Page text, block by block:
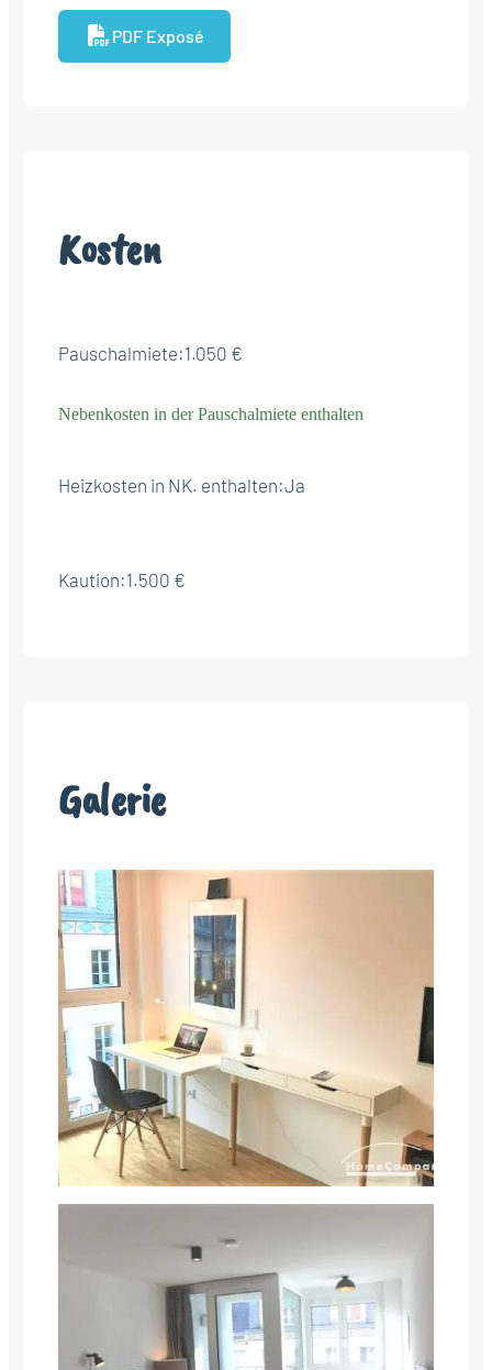
PDF Exposé
Kosten
Pauschalmiete:1.050 €
Nebenkosten in der Pauschalmiete enthalten
Heizkosten in NK. enthalten:Ja
Kaution:1.500 €
Galerie